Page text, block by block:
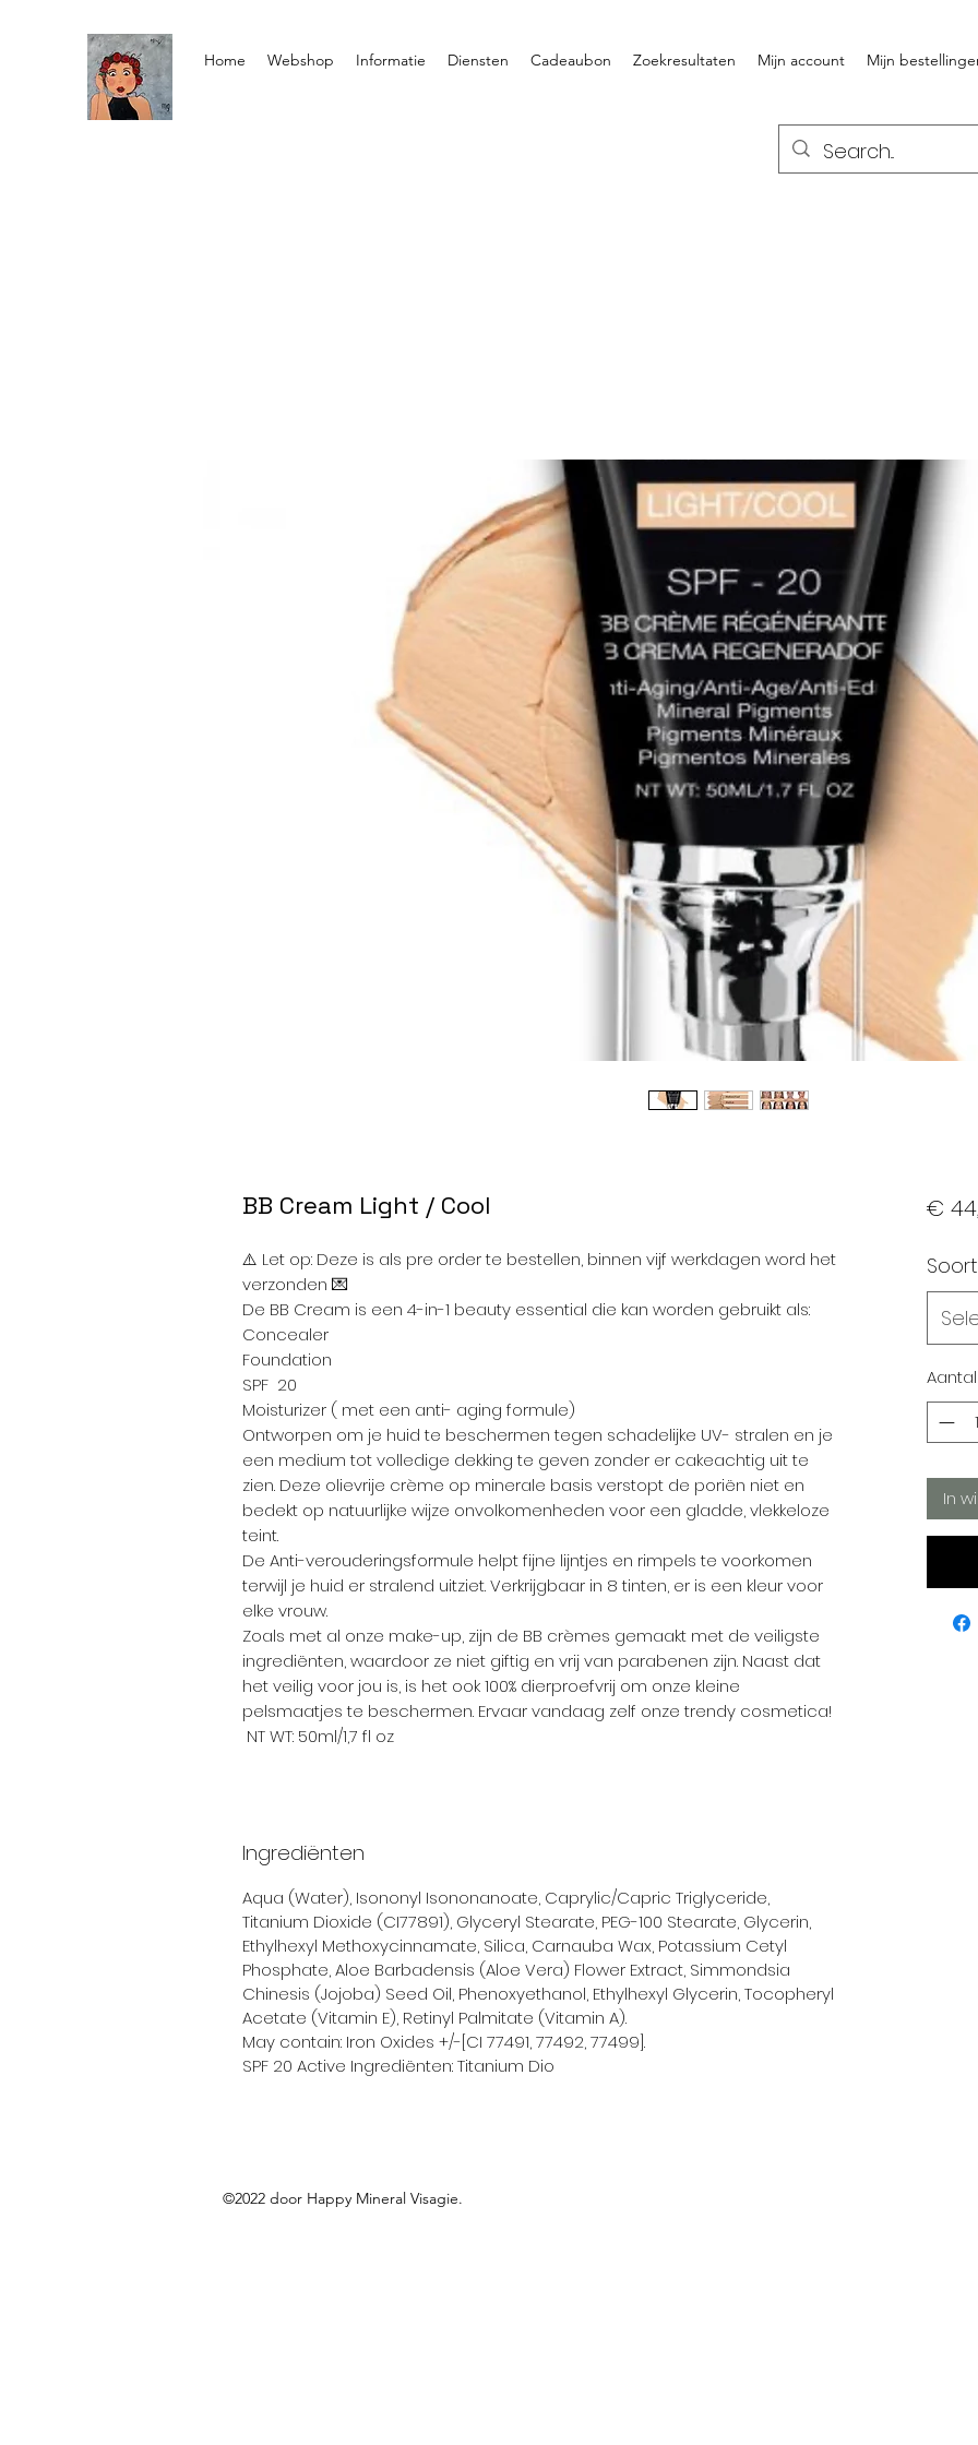
Home Webshop Informatie Diensten Cadeaubon Zoekresultaten Mijn account Mijn
BB Cream Light / Cool
⚠️ Let op: Deze is als pre order te bestellen, binnen vijf werkdagen word het
verzonden 💌
De BB Cream is een 4-in-1 beauty essential die kan worden gebruikt als:
Concealer
Foundation
SPF 20
Moisturizer ( met een anti- aging formule)
Ontworpen om je huid te beschermen tegen schadelijke UV- stralen en je
een medium tot volledige dekking te geven zonder er cakeachtig uit te
zien. Deze olievrije crème op minerale basis verstopt de poriën niet en
bedekt op natuurlijke wijze onvolkomenheden voor een gladde, vlekkeloze
teint.
De Anti-verouderingsformule helpt fijne lijntjes en rimpels te voorkomen
terwijl je huid er stralend uitziet. Verkrijgbaar in 8 tinten, er is een kleur voor
elke vrouw.
Zoals met al onze make-up, zijn de BB crèmes gemaakt met de veiligste
ingrediënten, waardoor ze niet giftig en vrij van parabenen zijn. Naast dat
het veilig voor jou is, is het ook 100% dierproefvrij om onze kleine
pelsmaatjes te beschermen. Ervaar vandaag zelf onze trendy cosmetica!
NT WT: 50ml/1,7 fl oz
Ingrediënten
Aqua (Water), Isononyl Isononanoate, Caprylic/Capric Triglyceride,
Titanium Dioxide (CI77891), Glyceryl Stearate, PEG-100 Stearate, Glycerin,
Ethylhexyl Methoxycinnamate, Silica, Carnauba Wax, Potassium Cetyl
Phosphate, Aloe Barbadensis (Aloe Vera) Flower Extract, Simmondsia
Chinesis (Jojoba) Seed Oil, Phenoxyethanol, Ethylhexyl Glycerin, Tocopheryl
Acetate (Vitamin E), Retinyl Palmitate (Vitamin A).
May contain: Iron Oxides +/-[CI 77491, 77492, 77499].
SPF 20 Active Ingrediënten: Titanium Dio
€
Soort
Aantal
In
©2022 door Happy Mineral Visagie.